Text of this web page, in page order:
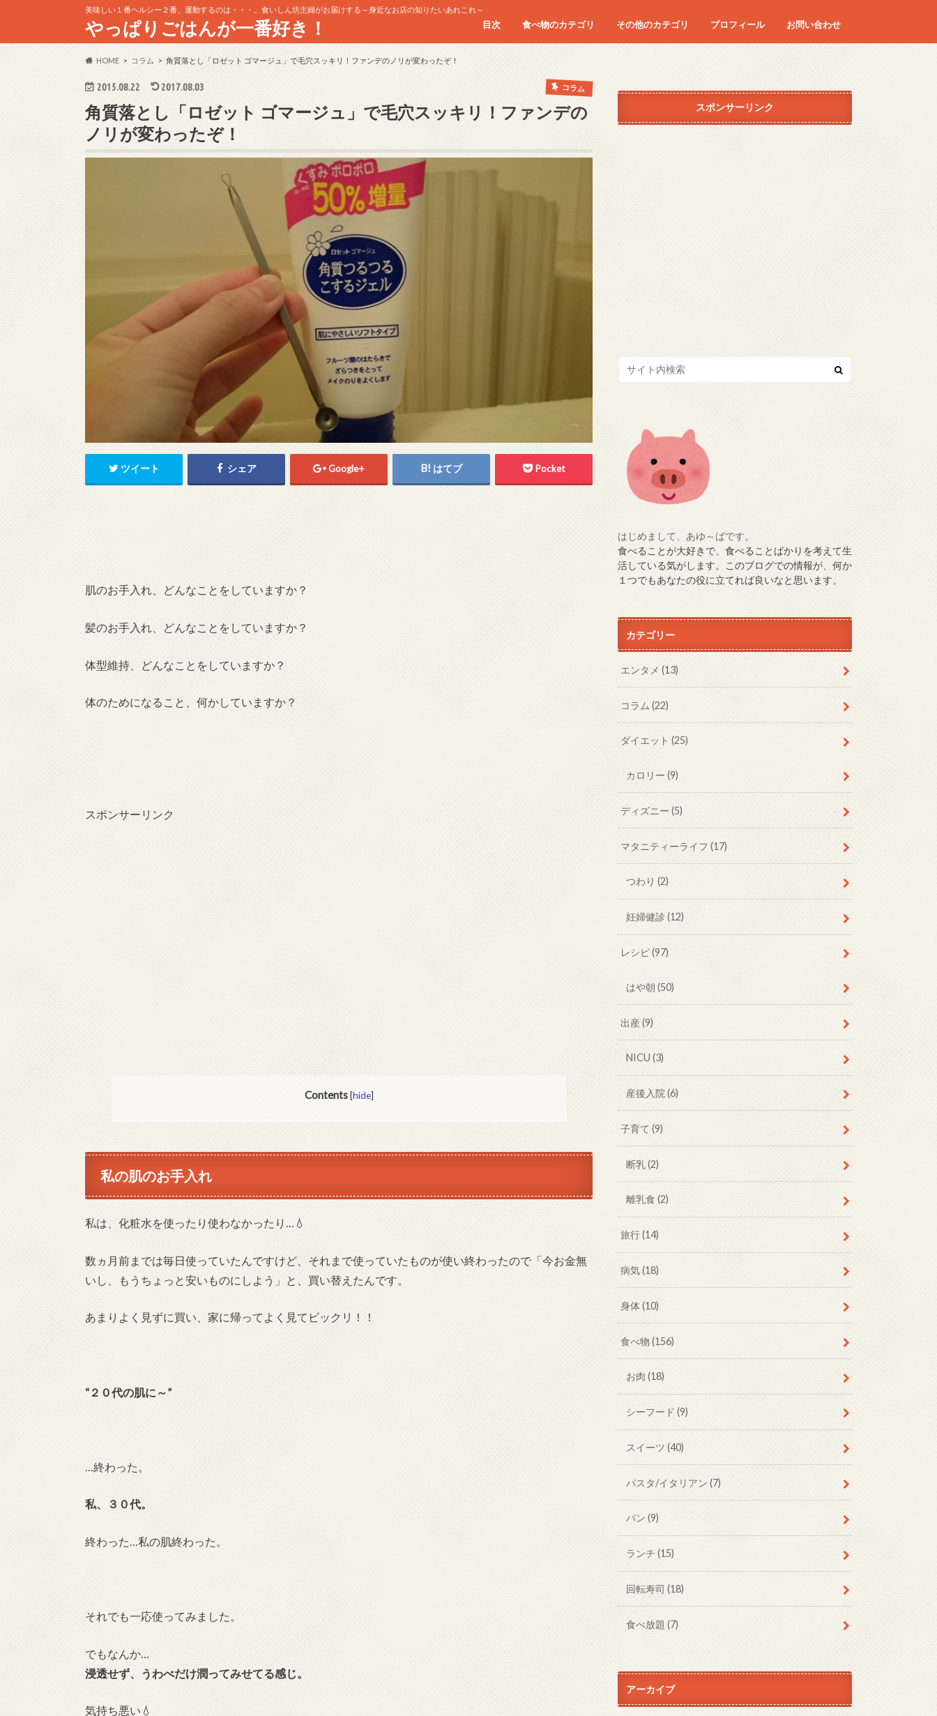
美味しい１番ヘルシー２番、運動するのは・・・。食いしん坊主婦がお届けする～身近なお店の知りたいあれこれ～
やっぱりごはんが一番好き！ 目次 食べ物のカテゴリ その他のカテゴリ プロフィール お問い合わせ
HOME コラム 角質落とし「ロゼット ゴマージュ」で毛穴スッキリ！ファンデのノリが変わったぞ！
2015.08.22 2017.08.03 コラム
角質落とし「ロゼット ゴマージュ」で毛穴スッキリ！ファンデの
ノリが変わったぞ！
ツイート シェア Google+ はてブ Pocket
肌のお手入れ、どんなことをしていますか？
髪のお手入れ、どんなことをしていますか？
体型維持、どんなことをしていますか？
体のためになること、何かしていますか？
スポンサーリンク
Contents [hide]
私の肌のお手入れ
私は、化粧水を使ったり使わなかったり…💧
数ヵ月前までは毎日使っていたんですけど、それまで使っていたものが使い終わったので「今お金無
いし、もうちょっと安いものにしよう」と、買い替えたんです。
あまりよく見ずに買い、家に帰ってよく見てビックリ！！
“２０代の肌に～”
…終わった。
私、３０代。
終わった…私の肌終わった。
それでも一応使ってみました。
でもなんか…
浸透せず、うわべだけ潤ってみせてる感じ。
気持ち悪い💧
スポンサーリンク
はじめまして、あゆ～ばです。
食べることが大好きで、食べることばかりを考えて生
活している気がします。このブログでの情報が、何か
１つでもあなたの役に立てれば良いなと思います。
カテゴリー
エンタメ(13)
コラム(22)
ダイエット(25)
カロリー (9)
ディズニー(5)
マタニティーライフ(17)
つわり (2)
妊婦健診 (12)
レシピ(97)
はや朝 (50)
出産(9)
NICU (3)
産後入院 (6)
子育て(9)
断乳(2)
離乳食 (2)
旅行(14)
病気(18)
身体(10)
食べ物(156)
お肉 (18)
シーフード (9)
スイーツ (40)
パスタ/イタリアン (7)
パン (9)
ランチ (15)
回転寿司 (18)
食べ放題 (7)
アーカイブ